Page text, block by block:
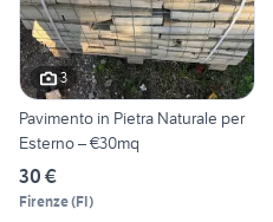
3
Pavimento in Pietra Naturale per
Esterno – €30mq
30 €
Firenze(FI)